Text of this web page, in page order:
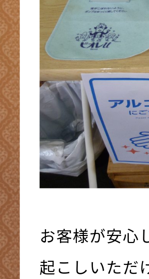
お客様が安心
起こしいただ